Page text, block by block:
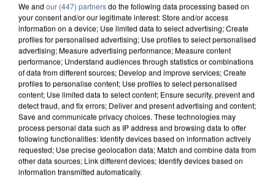
INCENDIES : L’ÎLE-DE-FRANCE LANCE UN ÉLAN
DE SOLIDARITÉ AVEC LES...
We and our (447) partnersdo the following data processing based on
your consent and/or our legitimate interest: Store and/or access
information on a device; Use limited data to select advertising; Create
profiles for personalised advertising; Use profiles to select personalised
advertising; Measure advertising performance; Measure content
performance; Understand audiences through statistics or combinations
of data from different sources; Develop and improve services; Create
profiles to personalise content; Use profiles to select personalised
content; Use limited data to select content; Ensure security, prevent and
detect fraud, and fix errors; Deliver and present advertising and content;
Save and communicate privacy choices. These technologies may
process personal data such as IP address and browsing data to offer
following functionalities: Identify devices based on information actively
requested; Use precise geolocation data; Match and combine data from
other data sources; Link different devices; Identify devices based on
information transmitted automatically.